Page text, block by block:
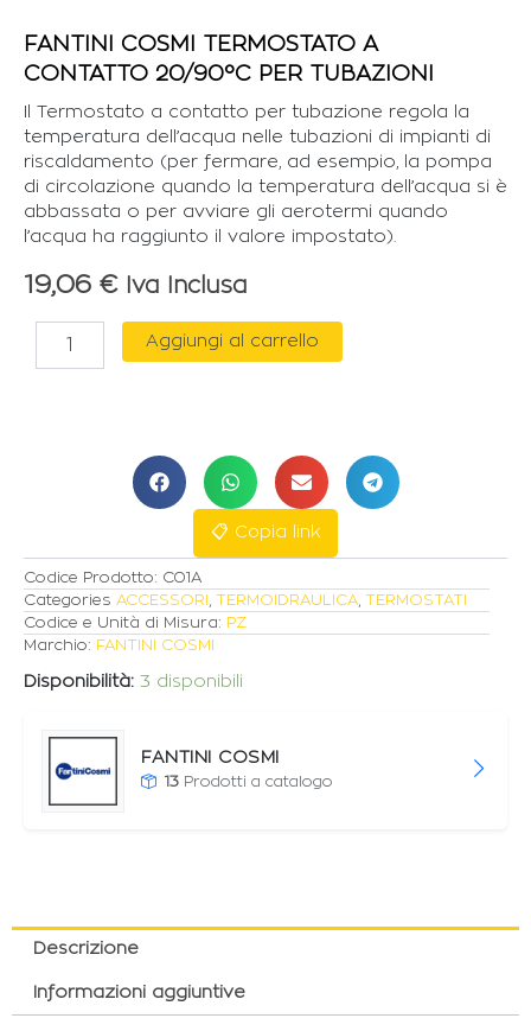
FANTINI COSMI TERMOSTATO A
CONTATTO 20/90°C PER TUBAZIONI
Il Termostato a contatto per tubazione regola la
temperatura dell’acqua nelle tubazioni di impianti di
riscaldamento (per fermare, ad esempio, la pompa
di circolazione quando la temperatura dell’acqua si è
abbassata o per avviare gli aerotermi quando
l’acqua ha raggiunto il valore impostato).
19,06 € Iva Inclusa
COSMI
Aggiungi al carrello
📋 Copia link
Codice Prodotto: C01A
Categories ACCESSORI, TERMOIDRAULICA, TERMOSTATI
Codice e Unità di Misura: PZ
Marchio: FANTINI COSMI
Disponibilità: 3 disponibili
FANTINI COSMI
13 Prodotti a catalogo
Descrizione
Informazioni aggiuntive